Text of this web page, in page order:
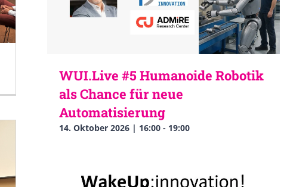
WUI.Live #5 Humanoide Robotik
als Chance für neue
Automatisierung
14. Oktober 2026 | 16:00- 19:00